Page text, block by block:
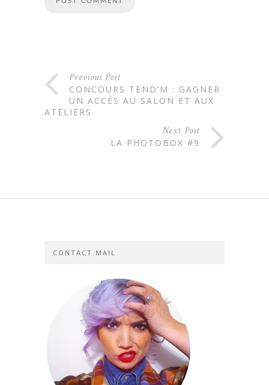
Previous Post
CONCOURS TEND’M : GAGNER
UN ACCÈS AU SALON ET AUX
ATELIERS
Next Post
LA PHOTOBOX #9
CONTACT MAIL